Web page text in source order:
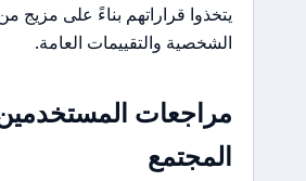
يتخذوا قراراتهم بناءً على مزيج
الشخصية والتقييمات العامة.
مراجعات
المجتمع